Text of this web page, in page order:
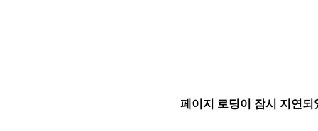
페이지 로딩이 잠시 지연